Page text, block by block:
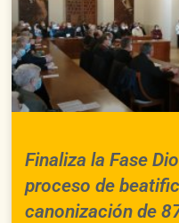
Finaliza la Fase
proceso de
canonización de